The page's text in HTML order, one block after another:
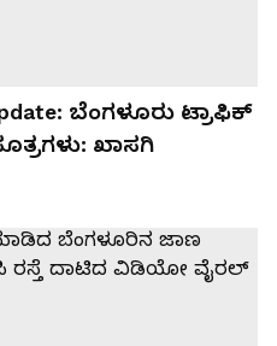
ಬೆಂಗಳೂರು ಟ್ರಾಫಿಕ್‌
ಖಾಸಗಿ